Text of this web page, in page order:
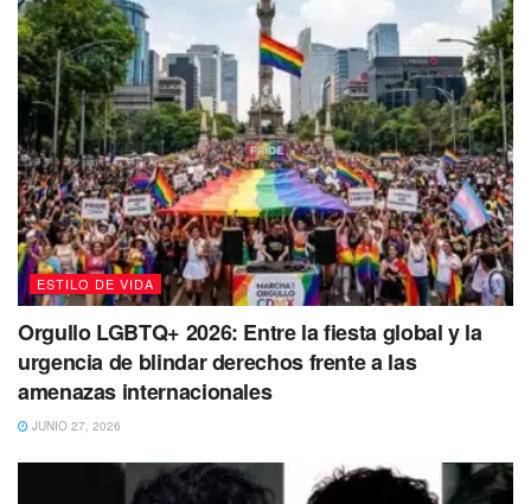
ESTILO DE VIDA
Orgullo LGBTQ+ 2026: Entre la fiesta global y la
urgencia de blindar derechos frente a las
amenazas internacionales
JUNIO 27, 2026